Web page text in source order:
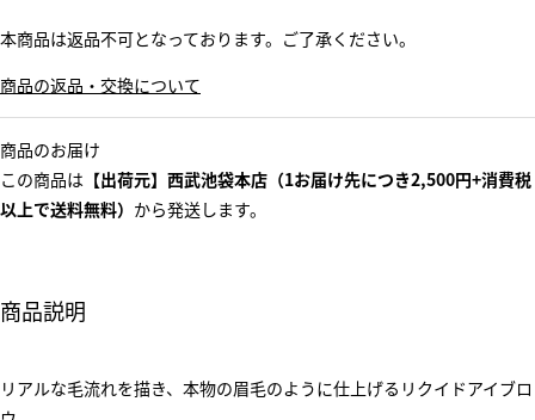
本商品は返品不可となっております。ご了承ください。
商品の返品・交換について
商品のお届け
この商品は 【出荷元】西武池袋本店（1お届け先につき2,500円+消費税
以上で送料無料） から発送します。
商品説明
リアルな毛流れを描き、本物の眉毛のように仕上げるリクイドアイブロ